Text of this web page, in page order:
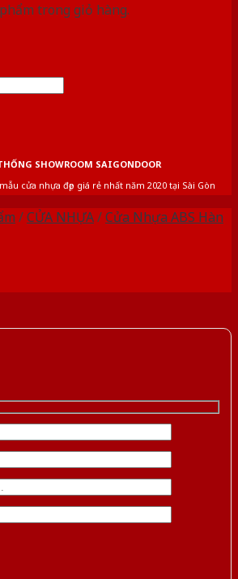
trong giỏ hàng.
SHOWROOM SAIGONDOOR
cửa nhựa đẹp giá rẻ nhất năm 2020 tại Sài Gòn
/CỬA NHỰA/Cửa Nhựa ABS Hàn